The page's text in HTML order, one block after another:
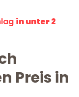
in unter 2
Preis in